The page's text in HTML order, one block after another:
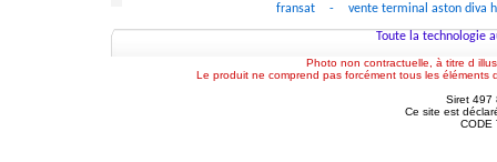
fransat
- vente terminal aston diva
Toute la technologie
Photo non contractuelle, à titre d
Le produit ne comprend pas forcément tous les
Siret 497
Ce site est
CODE